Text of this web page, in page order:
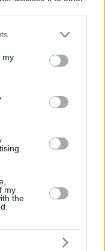
or more Google
You may click to
third-party tags to
in below Google
my
my
the